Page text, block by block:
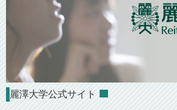
麗澤大学公式サイト